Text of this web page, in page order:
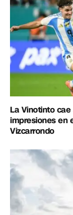
La Vinotinto
impresiones en
Vizcarrondo